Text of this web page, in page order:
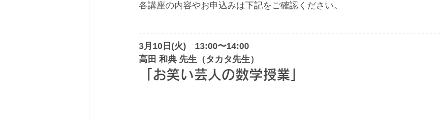
各講座の内容やお申込みは下記をご確認ください。
3月10日(火)　13:00〜14:00
高田 和典 先生（タカタ先生）
「お笑い芸人の数学授業」